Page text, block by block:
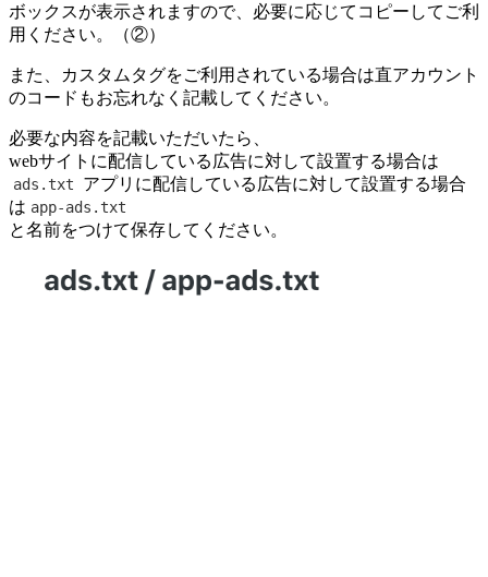
ボックスが表示されますので、必要に応じてコピーしてご利
用ください。（②）
また、カスタムタグをご利用されている場合は直アカウント
のコードもお忘れなく記載してください。
必要な内容を記載いただいたら、
webサイトに配信している広告に対して設置する場合は
ads.txt
アプリに配信している広告に対して設置する場合
は app-ads.txt
と名前をつけて保存してください。